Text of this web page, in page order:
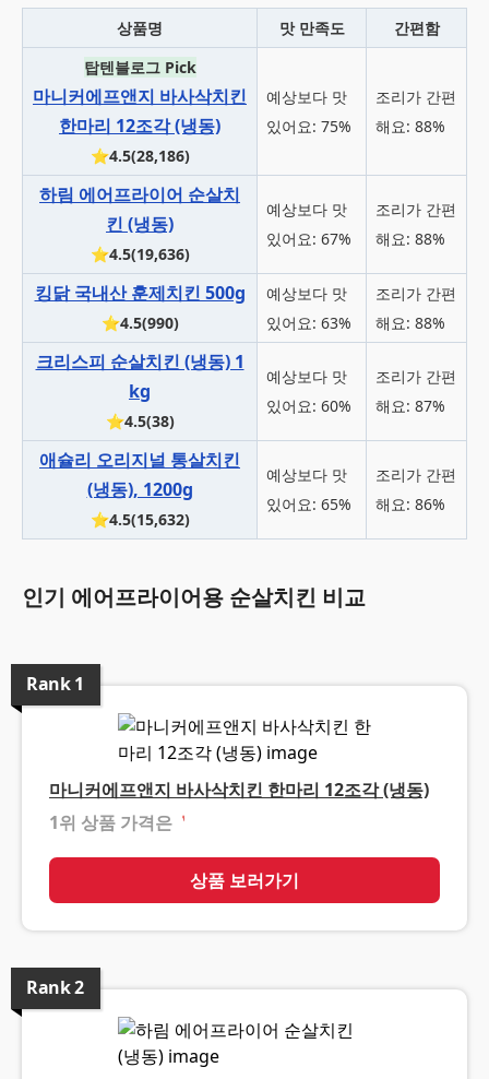
상품명 맛 만족도
간편함
탑텐블로그 Pick
마니커에프앤지 바사삭치킨
한마리 12조각 (냉동)
⭐4.5(28,186)
예상보다 맛
있어요: 75%
조리가 간편
해요: 88%
하림 에어프라이어 순살치
킨 (냉동)
⭐4.5(19,636)
예상보다 맛
있어요: 67%
조리가 간편
해요: 88%
킹닭 국내산 훈제치킨 500g
⭐4.5(990)
예상보다 맛
있어요: 63%
조리가 간편
해요: 88%
크리스피 순살치킨 (냉동) 1
kg
⭐4.5(38)
예상보다 맛
있어요: 60%
조리가 간편
해요: 87%
애슐리 오리지널 통살치킨
(냉동), 1200g
⭐4.5(15,632)
예상보다 맛
있어요: 65%
조리가 간편
해요: 86%
인기 에어프라이어용 순살치킨 비교
Rank1
마니커에프앤지 바사삭치킨 한마리 12조각 (냉동)
1위 상품 가격은 ❓
상품 보러가기
Rank2